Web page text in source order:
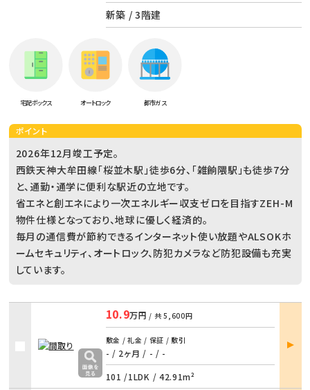
新築 / 3階建
宅配ボックス オートロック 都市ガス
ポイント
2026年12月竣工予定。
西鉄天神大牟田線「桜並木駅」徒歩6分、「雑餉隈駅」も徒歩7分
と、通勤・通学に便利な駅近の立地です。
省エネと創エネにより一次エネルギー収支ゼロを目指すZEH-M
物件仕様となっており、地球に優しく経済的。
毎月の通信費が節約できるインターネット使い放題やALSOKホ
ームセキュリティ、オートロック、防犯カメラなど防犯設備も充実
しています。
10.9万円 / 共5,600円
敷金 / 礼金 / 保証 / 敷引
- / 2ヶ月 / - / -
101 /1LDK / 42.91m²
部屋
詳細